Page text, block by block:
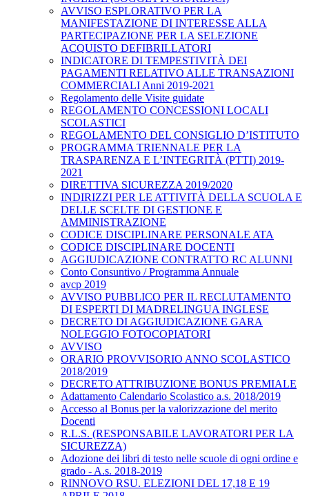
AVVISO ESPLORATIVO PER LA
MANIFESTAZIONE DI INTERESSE ALLA
PARTECIPAZIONE PER LA SELEZIONE
ACQUISTO DEFIBRILLATORI
INDICATORE DI TEMPESTIVITÀ DEI
PAGAMENTI RELATIVO ALLE TRANSAZIONI
COMMERCIALI Anni 2019-2021
Regolamento delle Visite guidate
REGOLAMENTO CONCESSIONI LOCALI
SCOLASTICI
REGOLAMENTO DEL CONSIGLIO D’ISTITUTO
PROGRAMMA TRIENNALE PER LA
TRASPARENZA E L’INTEGRITÀ (PTTI) 2019-
2021
DIRETTIVA SICUREZZA 2019/2020
INDIRIZZI PER LE ATTIVITÀ DELLA SCUOLA E
DELLE SCELTE DI GESTIONE E
AMMINISTRAZIONE
CODICE DISCIPLINARE PERSONALE ATA
CODICE DISCIPLINARE DOCENTI
AGGIUDICAZIONE CONTRATTO RC ALUNNI
Conto Consuntivo / Programma Annuale
avcp 2019
AVVISO PUBBLICO PER IL RECLUTAMENTO
DI ESPERTI DI MADRELINGUA INGLESE
DECRETO DI AGGIUDICAZIONE GARA
NOLEGGIO FOTOCOPIATORI
AVVISO
ORARIO PROVVISORIO ANNO SCOLASTICO
2018/2019
DECRETO ATTRIBUZIONE BONUS PREMIALE
Adattamento Calendario Scolastico a.s. 2018/2019
Accesso al Bonus per la valorizzazione del merito
Docenti
R.L.S. (RESPONSABILE LAVORATORI PER LA
SICUREZZA)
Adozione dei libri di testo nelle scuole di ogni ordine e
grado - A.s. 2018-2019
RINNOVO RSU. ELEZIONI DEL 17,18 E 19